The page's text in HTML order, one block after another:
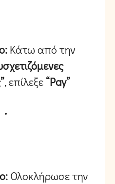
Κάτω από την
, επίλεξε “Pay”
Ολοκλήρωσε την